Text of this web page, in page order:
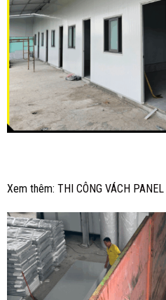
Xem thêm: THI CÔNG VÁCH